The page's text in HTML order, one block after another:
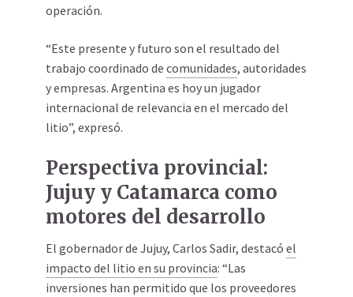
operación.
“Este presente y futuro son el resultado del
trabajo coordinado de comunidades, autoridades
y empresas. Argentina es hoy un jugador
internacional de relevancia en el mercado del
litio”, expresó.
Perspectiva provincial:
Jujuy y Catamarca como
motores del desarrollo
El gobernador de Jujuy, Carlos Sadir, destacó el
impacto del litio en su provincia: “Las
inversiones han permitido que los proveedores